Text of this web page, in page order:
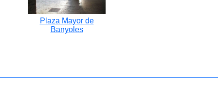
Plaza Mayor de
Banyoles